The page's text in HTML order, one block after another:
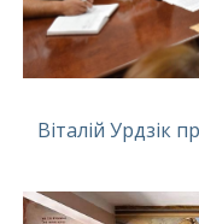
Віталій Урдзік